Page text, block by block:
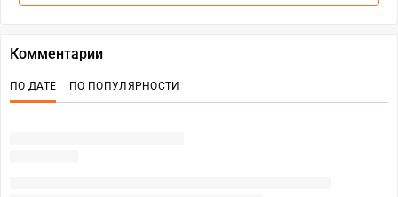
Комментарии
ПО ДАТЕ ПО ПОПУЛЯРНОСТИ